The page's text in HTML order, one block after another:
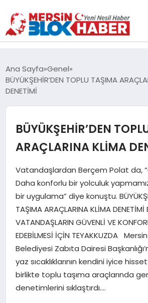
SAĞLIK
EĞITIM
EKONOMI
SANAT
POLITIKA
YAŞAM
Ana Sayfa Genel
BÜYÜKŞEHİR’DEN TOPLU TAŞIMA
DENETİMİ
BÜYÜKŞEHİR’DEN
ARAÇLARINA KLİMA
Vatandaşlardan Berçem Polat da,
Daha konforlu bir yolculuk
bir uygulama” diye konuştu.
TAŞIMA ARAÇLARINA KLİMA DENETİMİ
VATANDAŞLARIN GÜVENLİ VE
EDEBİLMESİ İÇİN TEYAKKUZDA
Belediyesi Zabıta Dairesi
yaz sıcaklıklarının kendini iyice
birlikte toplu taşıma araçlarında
denetimlerini sıklaştırdı….